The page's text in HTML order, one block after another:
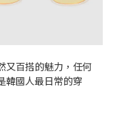
又百搭的魅力，任何
韓國人最日常的穿